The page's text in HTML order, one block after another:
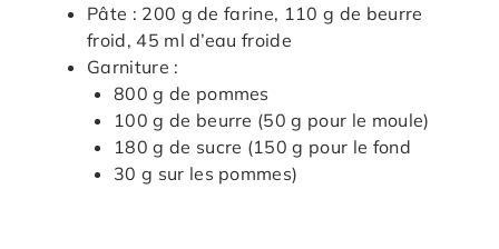
Pâte : 200 g de farine, 110 g de beurre
froid, 45 ml d’eau froide
Garniture :
800 g de pommes
100 g de beurre (50 g pour le moule)
180 g de sucre (150 g pour le fond
30 g sur les pommes)